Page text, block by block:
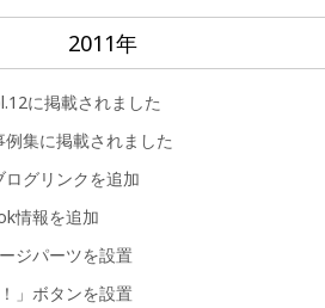
2011年
に掲載されました
集に掲載されました
グリンクを追加
情報を追加
ジパーツを設置
」ボタンを設置